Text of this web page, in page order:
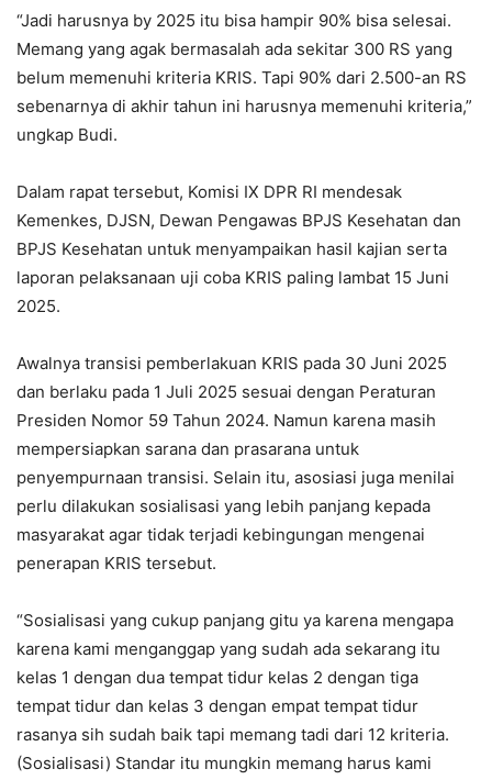
“Jadi harusnya by 2025 itu bisa hampir 90% bisa selesai.
Memang yang agak bermasalah ada sekitar 300 RS yang
belum memenuhi kriteria KRIS. Tapi 90% dari 2.500-an RS
sebenarnya di akhir tahun ini harusnya memenuhi kriteria,”
ungkap Budi.
Dalam rapat tersebut, Komisi IX DPR RI mendesak
Kemenkes, DJSN, Dewan Pengawas BPJS Kesehatan dan
BPJS Kesehatan untuk menyampaikan hasil kajian serta
laporan pelaksanaan uji coba KRIS paling lambat 15 Juni
2025.
Awalnya transisi pemberlakuan KRIS pada 30 Juni 2025
dan berlaku pada 1 Juli 2025 sesuai dengan Peraturan
Presiden Nomor 59 Tahun 2024. Namun karena masih
mempersiapkan sarana dan prasarana untuk
penyempurnaan transisi. Selain itu, asosiasi juga menilai
perlu dilakukan sosialisasi yang lebih panjang kepada
masyarakat agar tidak terjadi kebingungan mengenai
penerapan KRIS tersebut.
“Sosialisasi yang cukup panjang gitu ya karena mengapa
karena kami menganggap yang sudah ada sekarang itu
kelas 1 dengan dua tempat tidur kelas 2 dengan tiga
tempat tidur dan kelas 3 dengan empat tempat tidur
rasanya sih sudah baik tapi memang tadi dari 12 kriteria.
(Sosialisasi) Standar itu mungkin memang harus kami